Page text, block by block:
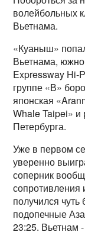
волейбольных
Вьетнама.
«Куаныш»
Вьетнама,
Expressway Hi-
группе «В»
японская
Whale Taipei» и
Петербурга.
Уже в первом
уверенно
соперник
сопротивления
получился
подопечные
23:25. Вьетнам